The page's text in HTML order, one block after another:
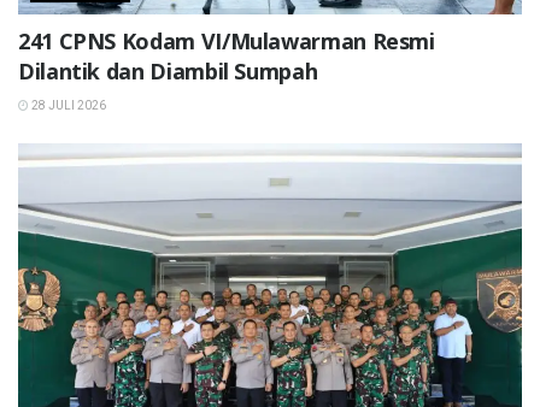
241 CPNS Kodam VI/Mulawarman Resmi
Dilantik dan Diambil Sumpah
28 JULI 2026